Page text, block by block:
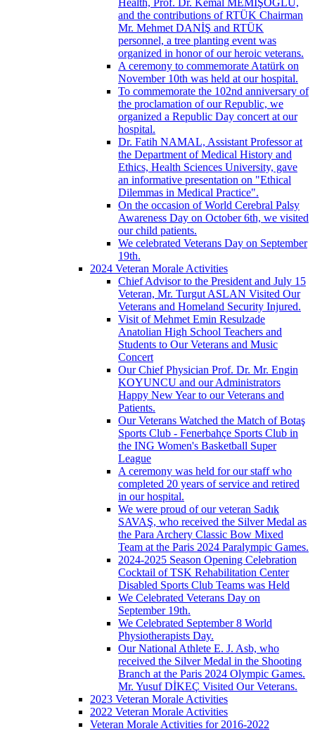
and the contributions of RTÜK Chairman
Mr. Mehmet DANİŞ and RTÜK
personnel, a tree planting event was
organized in honor of our heroic veterans.
A ceremony to commemorate Atatürk on
November 10th was held at our hospital.
To commemorate the 102nd anniversary of
the proclamation of our Republic, we
organized a Republic Day concert at our
hospital.
Dr. Fatih NAMAL, Assistant Professor at
the Department of Medical History and
Ethics, Health Sciences University, gave
an informative presentation on "Ethical
Dilemmas in Medical Practice".
On the occasion of World Cerebral Palsy
Awareness Day on October 6th, we visited
our child patients.
We celebrated Veterans Day on September
19th.
2024 Veteran Morale Activities
Chief Advisor to the President and July 15
Veteran, Mr. Turgut ASLAN Visited Our
Veterans and Homeland Security Injured.
Visit of Mehmet Emin Resulzade
Anatolian High School Teachers and
Students to Our Veterans and Music
Concert
Our Chief Physician Prof. Dr. Mr. Engin
KOYUNCU and our Administrators
Happy New Year to our Veterans and
Patients.
Our Veterans Watched the Match of Botaş
Sports Club - Fenerbahçe Sports Club in
the ING Women's Basketball Super
League
A ceremony was held for our staff who
completed 20 years of service and retired
in our hospital.
We were proud of our veteran Sadık
SAVAŞ, who received the Silver Medal as
the Para Archery Classic Bow Mixed
Team at the Paris 2024 Paralympic Games.
2024-2025 Season Opening Celebration
Cocktail of TSK Rehabilitation Center
Disabled Sports Club Teams was Held
We Celebrated Veterans Day on
September 19th.
We Celebrated September 8 World
Physiotherapists Day.
Our National Athlete E. J. Asb, who
received the Silver Medal in the Shooting
Branch at the Paris 2024 Olympic Games.
Mr. Yusuf DİKEÇ Visited Our Veterans.
2023 Veteran Morale Activities
2022 Veteran Morale Activities
Veteran Morale Activities for 2016-2022